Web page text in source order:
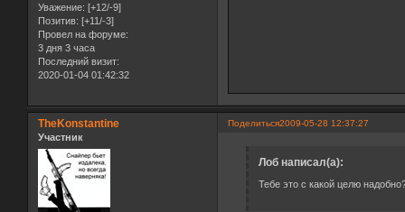
Уважение: [+12/-9]
Позитив: [+11/-3]
Провел на форуме:
3 дня 3 часа
Последний визит:
2020-01-04 01:42:32
Поделиться2009-05-28 12:37:27
TheKonstantine
Участник
Лоб написал(а):
Тебе это с какой целю